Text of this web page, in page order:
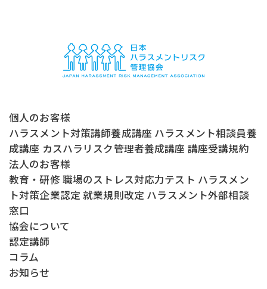
個人のお客様
ハラスメント対策講師養成講座 ハラスメント相談員養
成講座 カスハラリスク管理者養成講座 講座受講規約
法人のお客様
教育・研修 職場のストレス対応力テスト ハラスメン
ト対策企業認定 就業規則改定 ハラスメント外部相談
窓口
協会について
認定講師
コラム
お知らせ